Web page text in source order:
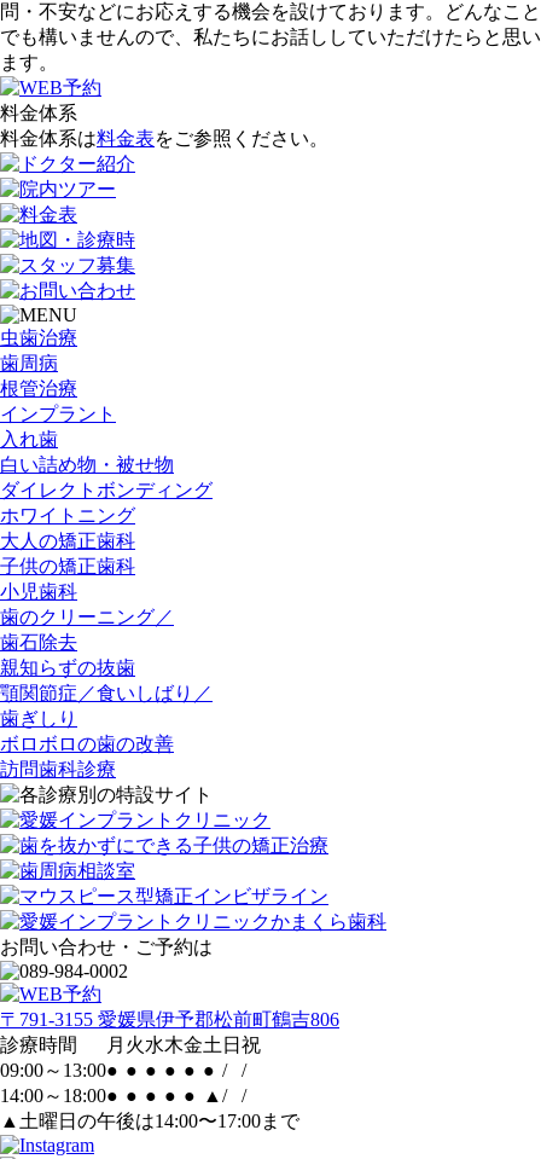
問・不安などにお応えする機会を設けております。どんなこと
でも構いませんので、私たちにお話ししていただけたらと思い
ます。
料金体系
料金体系は料金表をご参照ください。
虫歯治療
歯周病
根管治療
インプラント
入れ歯
白い詰め物・被せ物
ダイレクトボンディング
ホワイトニング
大人の矯正歯科
子供の矯正歯科
小児歯科
歯のクリーニング／
歯石除去
親知らずの抜歯
顎関節症／食いしばり／
歯ぎしり
ボロボロの歯の改善
訪問歯科診療
お問い合わせ・ご予約は
〒791-3155 愛媛県伊予郡松前町鶴吉806
診療時間
月 火水木金土 日 祝
09:00～13:00● ● ● ● ● ● /
/
14:00～18:00● ● ● ● ● ▲ /
/
▲土曜日の午後は14:00〜17:00まで